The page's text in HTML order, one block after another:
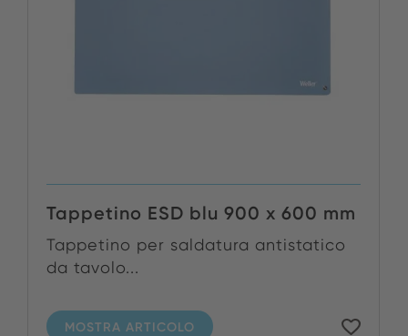
Tappetino ESD blu 900 x 600 mm
Tappetino per saldatura antistatico
da tavolo...
MOSTRA ARTICOLO